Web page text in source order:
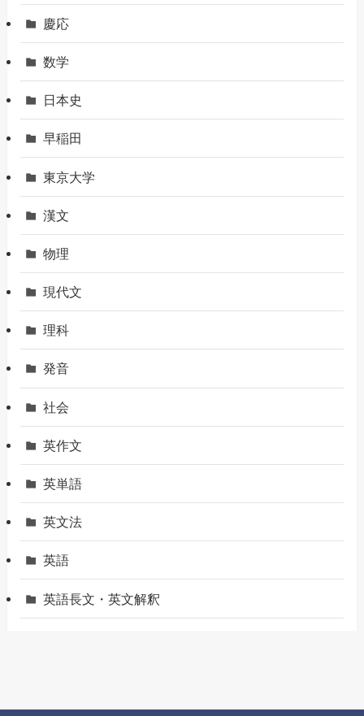
慶応
数学
日本史
早稲田
東京大学
漢文
物理
現代文
理科
発音
社会
英作文
英単語
英文法
英語
英語長文・英文解釈